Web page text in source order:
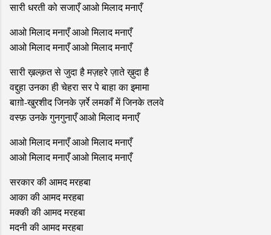
सारी धरती को सजाएँ आओ मिलाद मनाएँ
आओ मिलाद मनाएँ आओ मिलाद मनाएँ
आओ मिलाद मनाएँ आओ मिलाद मनाएँ
सारी ख़ल्क़त से जुदा है मज़हरे ज़ाते ख़ुदा है
वद्दुहा उनका ही चेहरा सर पे बाहा का इमामा
बाग़ो-खुरशीद जिनके ज़र्रे लमकाँ में जिनके तलवे
वस्फ़ उनके गुनगुनाएँ आओ मिलाद मनाएँ
आओ मिलाद मनाएँ आओ मिलाद मनाएँ
आओ मिलाद मनाएँ आओ मिलाद मनाएँ
सरकार की आमद मरहबा
आका की आमद मरहबा
मक्की की आमद मरहबा
मदनी की आमद मरहबा